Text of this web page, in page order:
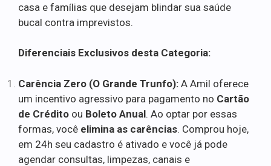
casa e famílias que desejam blindar sua saúde
bucal contra imprevistos.
Diferenciais Exclusivos desta Categoria:
Carência Zero (O Grande Trunfo): A Amil oferece
um incentivo agressivo para pagamento no Cartão
de Crédito ou Boleto Anual. Ao optar por essas
formas, você elimina as carências. Comprou hoje,
em 24h seu cadastro é ativado e você já pode
agendar consultas, limpezas, canais e